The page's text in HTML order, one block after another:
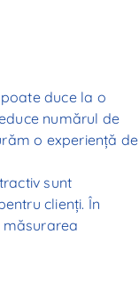
duce la o
numărul de
o experiență de
sunt
clienți. În
măsurarea